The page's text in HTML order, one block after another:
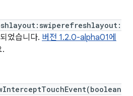
었습니다. 버전 1.2.0-alpha01에
.